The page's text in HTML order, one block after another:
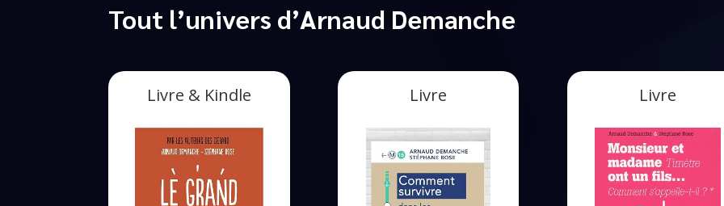
Tout l’univers d’Arnaud Demanche
Livre & Kindle Livre Livre